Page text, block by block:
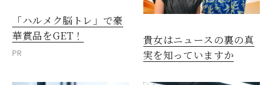
「ハルメク脳トレ」で豪
華賞品をGET！
PR
貴女はニュースの裏の真
実を知っていますか